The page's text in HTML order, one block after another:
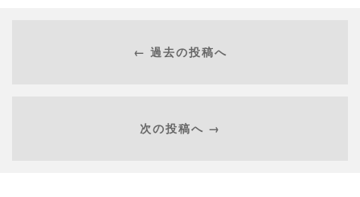
← 過去の投稿へ
次の投稿へ →